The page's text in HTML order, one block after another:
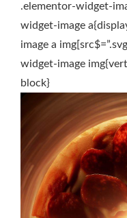
.elementor-widget-
widget-image
image a
widget-image
block}